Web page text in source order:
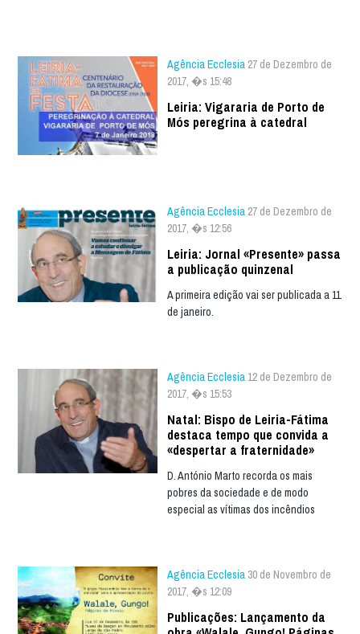
Agência Ecclesia 27 de Dezembro de
2017, �s 15:48
Leiria: Vigararia de Porto de
Mós peregrina à catedral
Agência Ecclesia 27 de Dezembro de
2017, �s 12:56
Leiria: Jornal «Presente» passa
a publicação quinzenal
A primeira edição vai ser publicada a 11
de janeiro.
Agência Ecclesia 12 de Dezembro de
2017, �s 15:53
Natal: Bispo de Leiria-Fátima
destaca tempo que convida a
«despertar a fraternidade»
D. António Marto recorda os mais
pobres da sociedade e de modo
especial as vítimas dos incêndios
Agência Ecclesia 30 de Novembro de
2017, �s 12:09
Publicações: Lançamento da